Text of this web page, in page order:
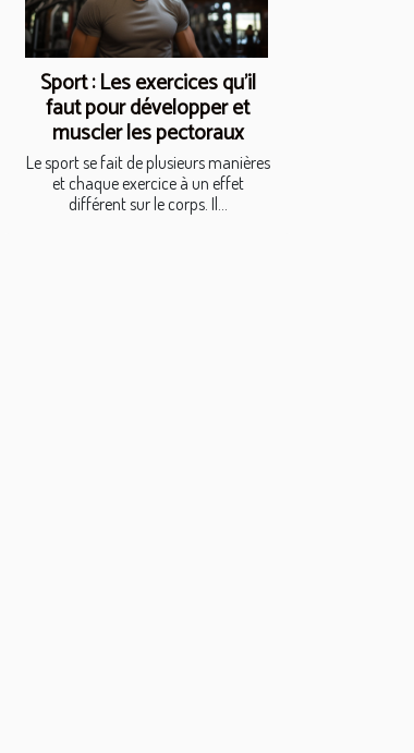
Sport : Les exercices qu'il
faut pour développer et
muscler les pectoraux
Le sport se fait de plusieurs manières
et chaque exercice à un effet
différent sur le corps. Il...